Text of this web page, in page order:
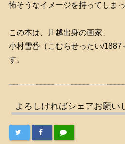
怖そうなイメージを持ってしま
この本は、川越出身の画家、
小村雪岱（こむらせったい/
す。
よろしければシェアお願い